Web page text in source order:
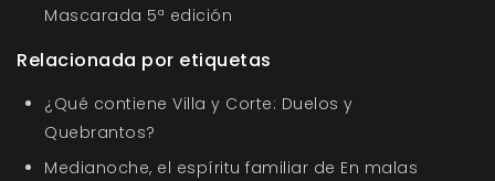
Mascarada 5ª edición
Relacionada por etiquetas
¿Qué contiene Villa y Corte: Duelos y
Quebrantos?
Medianoche, el espíritu familiar de En malas